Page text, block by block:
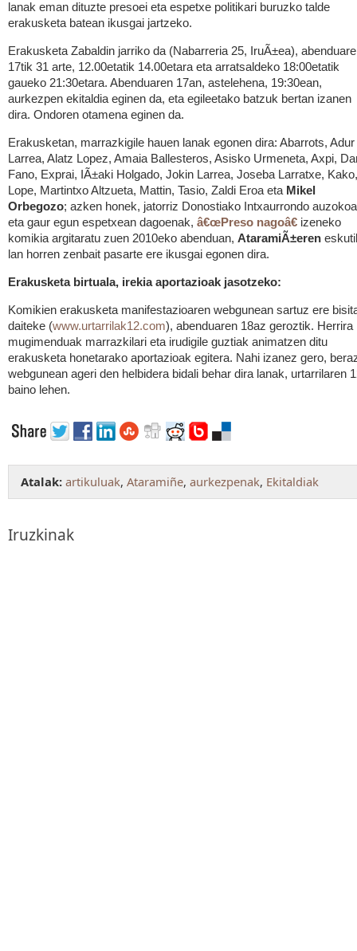
lanak eman dituzte presoei eta espetxe politikari buruzko talde
erakusketa batean ikusgai jartzeko.
Erakusketa Zabaldin jarriko da (Nabarreria 25, IruÃ±ea),
17tik 31 arte, 12.00etatik 14.00etara eta arratsaldeko 18:00etatik
gaueko 21:30etara. Abenduaren 17an, astelehena, 19:30ean,
aurkezpen ekitaldia eginen da, eta egileetako batzuk bertan izanen
dira. Ondoren otamena eginen da.
Erakusketan, marrazkigile hauen lanak egonen dira: Abarrots, Adur
Larrea, Alatz Lopez, Amaia Ballesteros, Asisko Urmeneta, Axpi,
Fano, Exprai, IÃ±aki Holgado, Jokin Larrea, Joseba Larratxe, Kako,
Lope, Martintxo Altzueta, Mattin, Tasio, Zaldi Eroa eta Mikel
Orbegozo; azken honek, jatorriz Donostiako Intxaurrondo auzokoa
eta gaur egun espetxean dagoenak, â€œPreso nagoâ€ izeneko
komikia argitaratu zuen 2010eko abenduan, AtaramiÃ±eren
lan horren zenbait pasarte ere ikusgai egonen dira.
Erakusketa birtuala, irekia aportazioak jasotzeko:
Komikien erakusketa manifestazioaren webgunean sartuz ere
daiteke (www.urtarrilak12.com), abenduaren 18az geroztik. Herrira
mugimenduak marrazkilari eta irudigile guztiak animatzen ditu
erakusketa honetarako aportazioak egitera. Nahi izanez gero,
webgunean ageri den helbidera bidali behar dira lanak, urtarrilaren
baino lehen.
Atalak: artikuluak, Ataramiñe, aurkezpenak, Ekitaldiak
Iruzkinak